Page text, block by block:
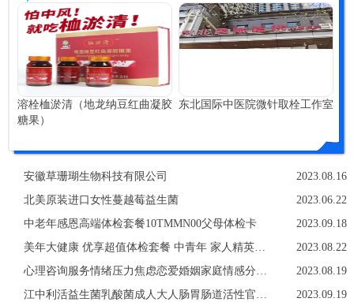
溶栓桖淤清（地龙纳豆红曲凝胶
糖果）
东北国际中医院微针取栓工作室
安徽草珊瑚生物科技有限公司
2023.08.16
北美原装进口女性蔓越莓益生菌
2023.06.22
中老年感恩高端体检套餐10TMMN00父母体检卡
2023.09.18
美年大健康 优享超值体检套餐 中青年 家人精英白领
2023.08.22
心理咨询服务情绪压力焦虑恋爱婚姻家庭情感分析亲子教育职场
2023.08.19
江中利活益生菌乳酸菌成人大人肠胃肠道活性官方店非调理冻干粉
2023.09.19